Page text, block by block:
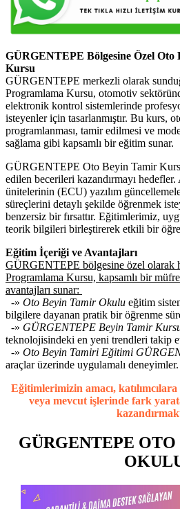
GÜRGENTEPE Bölgesine Özel Oto
Kursu
GÜRGENTEPE merkezli olarak
Programlama Kursu, otomotiv
elektronik kontrol sistemlerinde
isteyenler için tasarlanmıştır. Bu kurs,
programlanması, tamir edilmesi ve
sağlama gibi kapsamlı bir eğitim sunar.
GÜRGENTEPE Oto Beyin Tamir
edilen becerileri kazandırmayı
ünitelerinin (ECU) yazılım
süreçlerini detaylı şekilde öğrenmek
benzersiz bir fırsattır. Eğitimlerimiz,
teorik bilgileri birleştirerek etkili bir
Eğitim İçeriği ve Avantajları
GÜRGENTEPE bölgesine özel olarak
Programlama Kursu, kapsamlı bir
avantajları sunar:
-» Oto Beyin Tamir Okulu eğitim
bilgilere dayanan pratik bir öğrenme
-» GÜRGENTEPE Beyin Tamir
teknolojisindeki en yeni trendleri takip
-» Oto Beyin Tamiri Eğitimi
araçlar üzerinde uygulamalı deneyimler.
Eğitimlerimizin amacı,
veya mevcut işlerinde fark
GÜRGENTEPE